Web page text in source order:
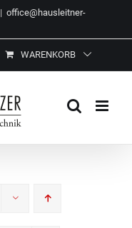
| office@hausleitner-
WARENKORB